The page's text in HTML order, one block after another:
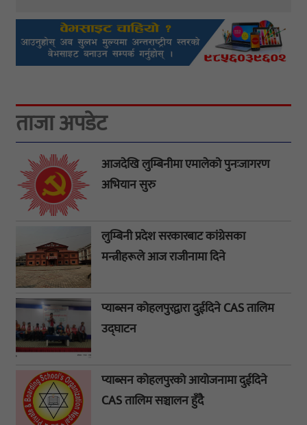
ताजा अपडेट
आजदेखि लुम्बिनीमा एमालेको पुनःजागरण
अभियान सुरु
लुम्बिनी प्रदेश सरकारबाट कांग्रेसका
मन्त्रीहरूले आज राजीनामा दिने
प्याब्सन कोहलपुरद्वारा दुईदिने CAS तालिम
उद्घाटन
प्याब्सन कोहलपुरको आयोजनामा दुईदिने
CAS तालिम सञ्चालन हुँदै